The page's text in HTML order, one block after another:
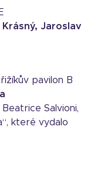
Krásný, Jaroslav
pavilon B
Salvioni,
které vydalo